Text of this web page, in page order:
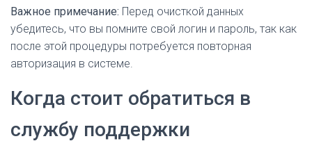
Важное примечание: Перед очисткой данных
убедитесь, что вы помните свой логин и пароль, так как
после этой процедуры потребуется повторная
авторизация в системе.
Когда стоит обратиться в
службу поддержки